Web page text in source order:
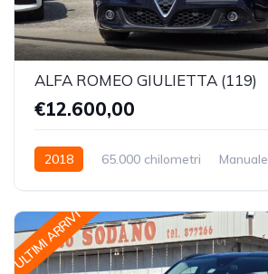
ALFA ROMEO GIULIETTA (119)
€12.600,00
2018 65.000 chilometri Manuale
ULTIMI ARRIVI